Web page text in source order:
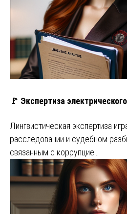
🚩 Экспертиза
Лингвистическая экспертиза
расследовании и судебном
связанным с коррупцие…